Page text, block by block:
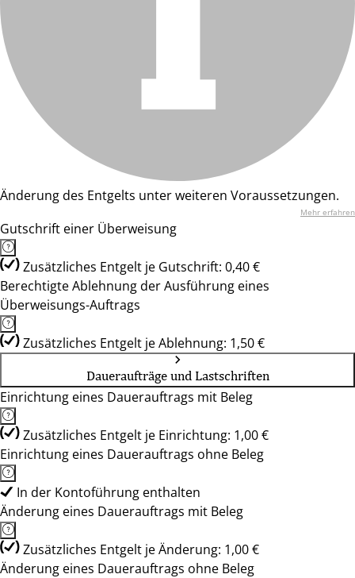
Änderung des Entgelts unter weiteren Voraussetzungen.
Mehr erfahren
Gutschrift einer Überweisung
Zusätzliches Entgelt je Gutschrift: 0,40 €
Berechtigte Ablehnung der Ausführung eines
Überweisungs-Auftrags
Zusätzliches Entgelt je Ablehnung: 1,50 €
Daueraufträge und Lastschriften
Einrichtung eines Dauerauftrags mit Beleg
Zusätzliches Entgelt je Einrichtung: 1,00 €
Einrichtung eines Dauerauftrags ohne Beleg
In der Kontoführung enthalten
Änderung eines Dauerauftrags mit Beleg
Zusätzliches Entgelt je Änderung: 1,00 €
Änderung eines Dauerauftrags ohne Beleg